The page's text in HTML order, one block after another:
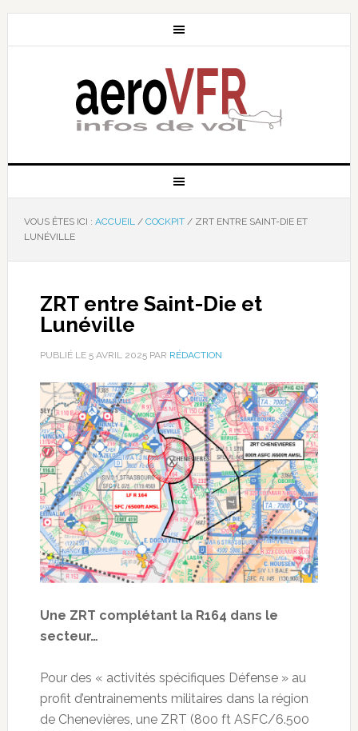
VOUS ÊTES ICI : ACCUEIL / COCKPIT /ZRT ENTRE SAINT-DIE ET
LUNÉVILLE
ZRT entre Saint-Die et
Lunéville
PUBLIÉ LE 5 AVRIL 2025PAR RÉDACTION
Une ZRT complétant la R164 dans le
secteur…
Pour des « activités spécifiques Défense » au
profit d’entrainements militaires dans la région
de Chenevières, une ZRT (800 ft ASFC/6.500